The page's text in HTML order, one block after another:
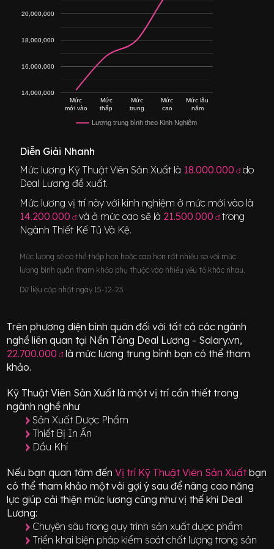
Lương trung bình theo Kinh Nghiệm
Mức
mới vào
Mức
thấp
Mức
trung
Mức
cao
Mức lâu
năm
14,000,000
16,000,000
18,000,000
20,000,000
Diễn Giải Nhanh
Mức lương Kỹ Thuật Viên Sản Xuất là 18.000.000 đdo
Deal Lương đề xuất.
Mức lương vị trí này với kinh nghiệm ở mức mới vào là
14.200.000 đ và ở mức cao sẽ là 21.500.000 đ trong
NgànhThiết Kế Tủ Và Kệ.
Mức lương sẽ có thể thấp hơn hoặc cao hơn rất nhiều so với mức
lương bình quân tham khảo phụ thuộc vào nhiều yếu tố khác nhau.
Dữ liệu cập nhật ngày 15-12-23.
Trên phương diện bình quân đối với tất cả các ngành
nghề liên quan tại Nền Tảng Deal Lương - Salary.vn,
22.700.000 đlà mức lương trung bình bạn có thể tham
khảo.
Kỹ Thuật Viên Sản Xuất là một vị trícần thiết trong
ngành nghề như
Sản Xuất Dược Phẩm
Thiết Bị In Ấn
Dầu Khí
Nếu bạn quan tâm đến Vị trí Kỹ Thuật Viên Sản Xuấtbạn
có thể tham khảo một vài gợi ý sau để nâng cao năng
lực giúp cải thiện mức lương cũng như vị thế khi Deal
Lương:
Chuyên sâu trong quy trình sản xuất dược phẩm
Triển khai biện pháp kiểm soát chất lượng trong sản